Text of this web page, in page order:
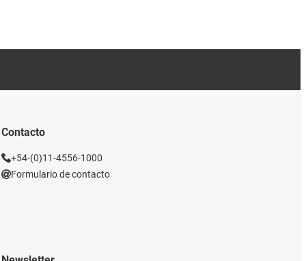
Contacto
+54-(0)11-4556-1000
Formulario de contacto